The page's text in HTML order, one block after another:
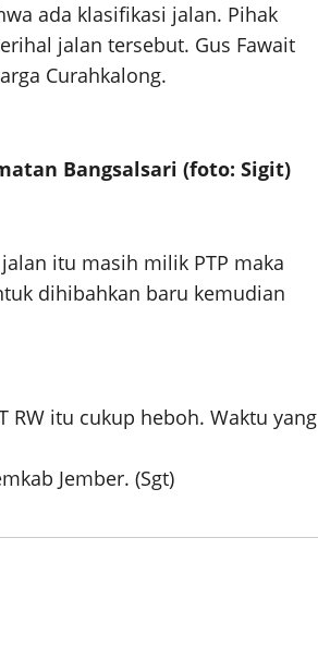
ada klasifikasi jalan. Pihak
jalan tersebut. Gus Fawait
Curahkalong.
Bangsalsari (foto: Sigit)
itu masih milik PTP maka
dihibahkan baru kemudian
RW itu cukup heboh. Waktu yang
Jember. (Sgt)